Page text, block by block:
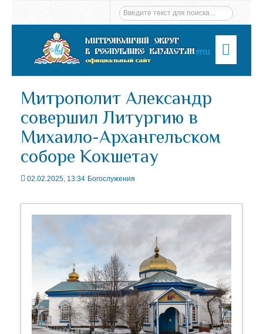
Menu
Митрополит Александр
совершил Литургию в
Михаило-Архангельском
соборе Кокшетау
02.02.2025, 13:34 Богослужения